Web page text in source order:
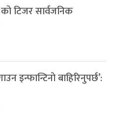
को टिजर सार्वजनिक
इन्फान्टिनो बाहिरिनुपर्छ’: